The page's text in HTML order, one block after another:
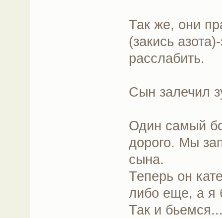
Так же, они
(закись
расслабить.
Сын залечил
Один самый
дорого. Мы
сына.
Теперь он
либо еще, а я
Так и